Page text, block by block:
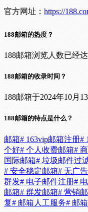
官方网址： https://
188邮箱的热度？
188邮箱浏览人数已经
188邮箱的收录时间？
188邮箱于2024年10月
188邮箱的特点是什么？
邮箱# 163vip邮箱注册#
个好# 个人收费邮箱#
国际邮箱# 垃圾邮件过
# 安全稳定邮箱# 无广
群发# 电子邮件注册#
邮箱# 群发邮箱# 营销
复# 邮箱人工服务# 邮